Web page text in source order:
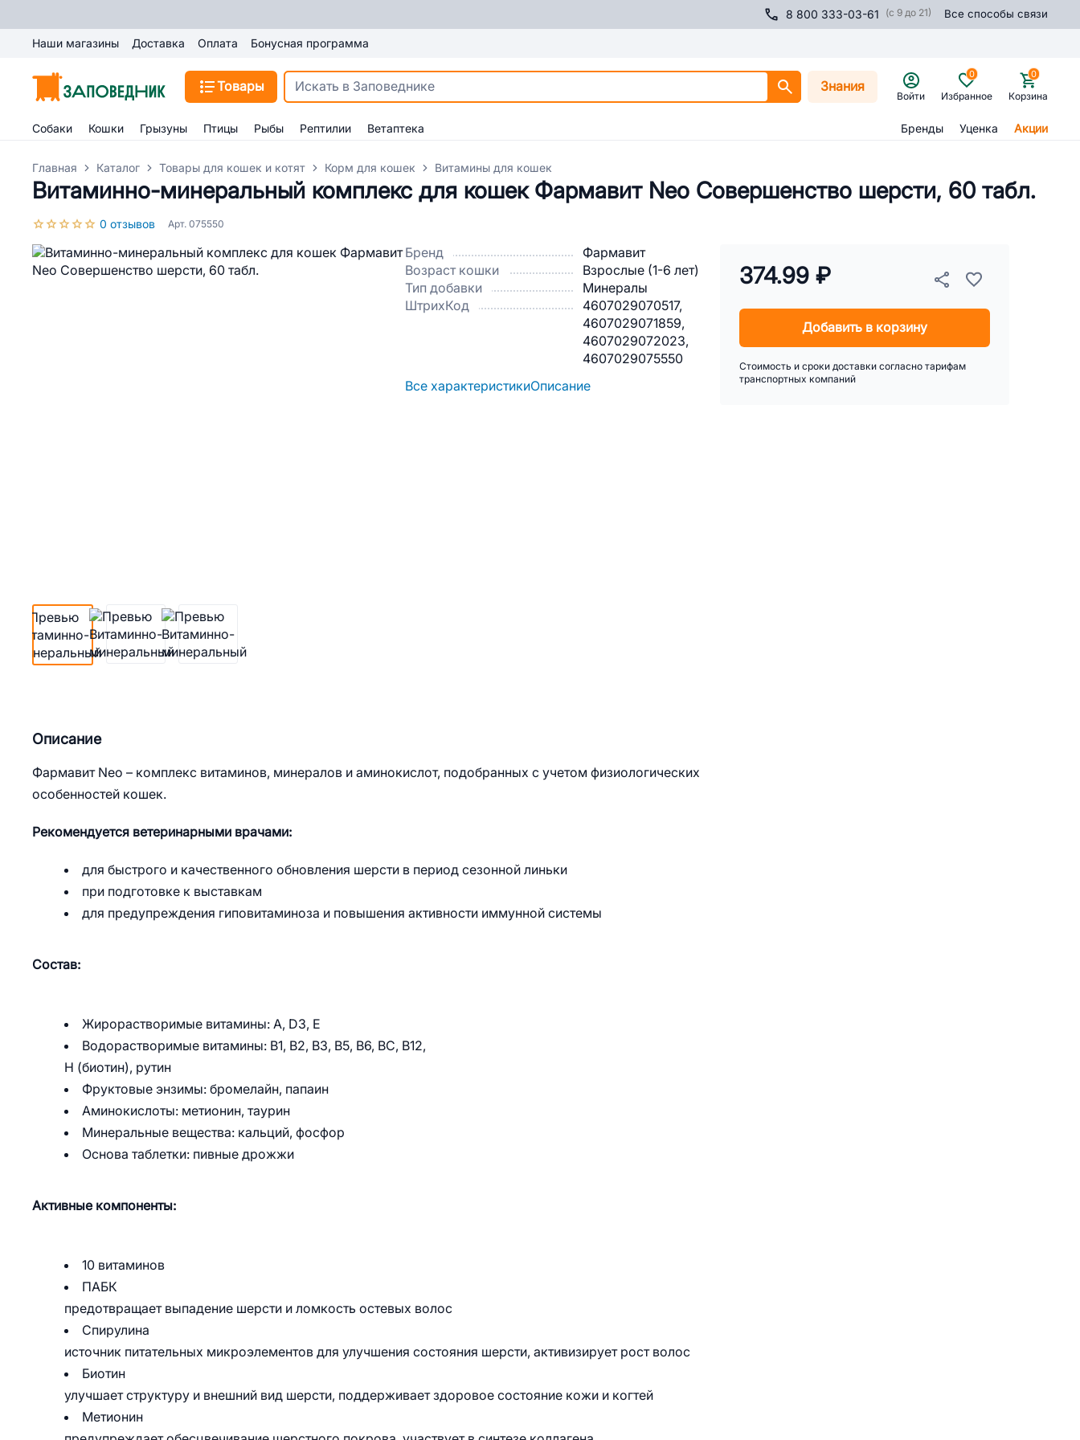
8 800 333-03-61 (с 9 до 21) Все способы связи
Наши магазины Доставка Оплата Бонусная программа
Товары Знания
Войти Избранное
0
Корзина
0
Собаки Кошки Грызуны Птицы Рыбы Рептилии Ветаптека Бренды Уценка Акции
Главная Каталог Товары для кошек и котят Корм для кошек Витамины для кошек
Витаминно-минеральный комплекс для кошек Фармавит Neo Совершенство шерсти, 60 табл.
0 отзывов Арт. 075550
Бренд
Фармавит
Возраст кошки
Взрослые (1-6 лет)
Тип добавки
Минералы
ШтрихКод
4607029070517,
4607029071859,
4607029072023,
4607029075550
Все характеристикиОписание
374.99 ₽
Добавить в корзину
Стоимость и сроки доставки согласно тарифам
транспортных компаний
Описание
Фармавит Neo – комплекс витаминов, минералов и аминокислот, подобранных с учетом физиологических
особенностей кошек.
Рекомендуется ветеринарными врачами:
для быстрого и качественного обновления шерсти в период сезонной линьки
при подготовке к выставкам
для предупреждения гиповитаминоза и повышения активности иммунной системы
Состав:
Жирорастворимые витамины: А, D3, Е
Водорастворимые витамины: В1, В2, В3, В5, В6, ВС, В12,
Н (биотин), рутин
Фруктовые энзимы: бромелайн, папаин
Аминокислоты: метионин, таурин
Минеральные вещества: кальций, фосфор
Основа таблетки: пивные дрожжи
Активные компоненты:
10 витаминов
ПАБК
предотвращает выпадение шерсти и ломкость остевых волос
Спирулина
источник питательных микроэлементов для улучшения состояния шерсти, активизирует рост волос
Биотин
улучшает структуру и внешний вид шерсти, поддерживает здоровое состояние кожи и когтей
Метионин